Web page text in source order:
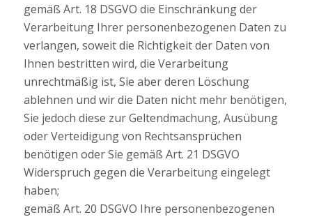
gemäß Art. 18 DSGVO die Einschränkung der
Verarbeitung Ihrer personenbezogenen Daten zu
verlangen, soweit die Richtigkeit der Daten von
Ihnen bestritten wird, die Verarbeitung
unrechtmäßig ist, Sie aber deren Löschung
ablehnen und wir die Daten nicht mehr benötigen,
Sie jedoch diese zur Geltendmachung, Ausübung
oder Verteidigung von Rechtsansprüchen
benötigen oder Sie gemäß Art. 21 DSGVO
Widerspruch gegen die Verarbeitung eingelegt
haben;
gemäß Art. 20 DSGVO Ihre personenbezogenen